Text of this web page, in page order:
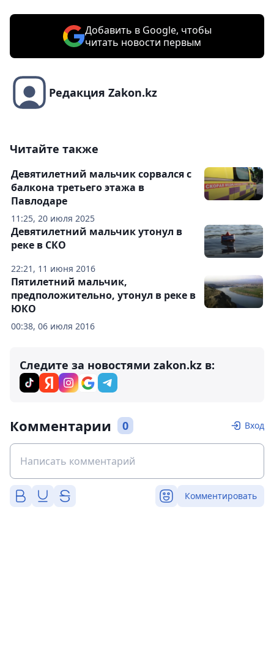
Добавить в Google, чтобы
читать новости первым
Редакция Zakon.kz
Читайте также
11:25, 20 июля 2025
Девятилетний мальчик сорвался с
балкона третьего этажа в
Павлодаре
22:21, 11 июня 2016
Девятилетний мальчик утонул в
реке в СКО
00:38, 06 июля 2016
Пятилетний мальчик,
предположительно, утонул в реке в
ЮКО
Следите за новостями zakon.kz в:
Комментарии 0 Вход
Комментировать